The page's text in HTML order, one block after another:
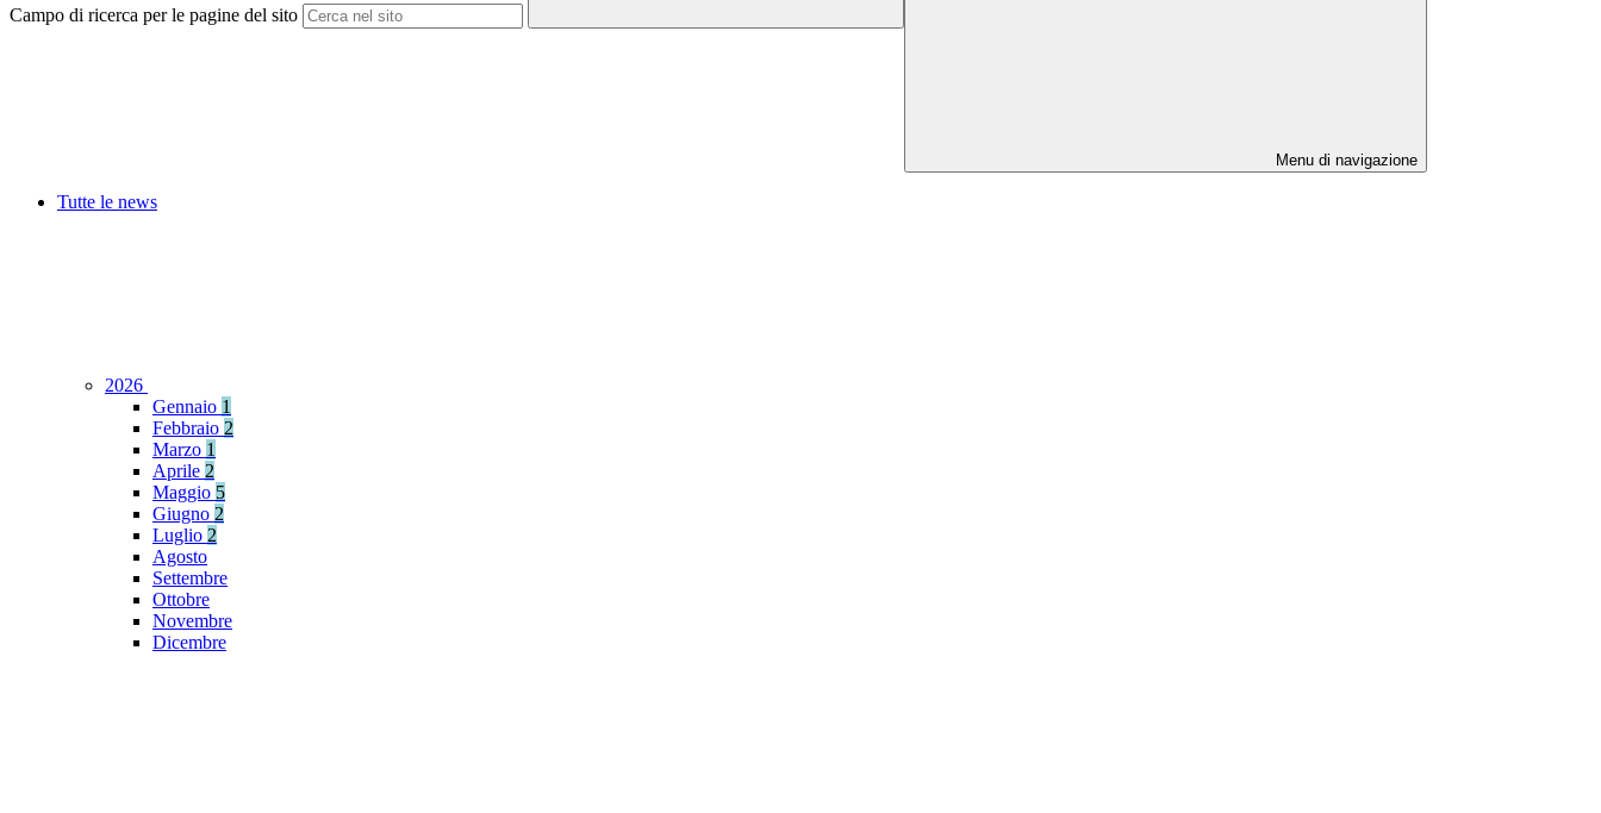
Campo di ricerca per le pagine del sito
Menu di navigazione
Tutte le news
2026
Gennaio 1
Febbraio 2
Marzo 1
Aprile 2
Maggio 5
Giugno 2
Luglio 2
Agosto
Settembre
Ottobre
Novembre
Dicembre